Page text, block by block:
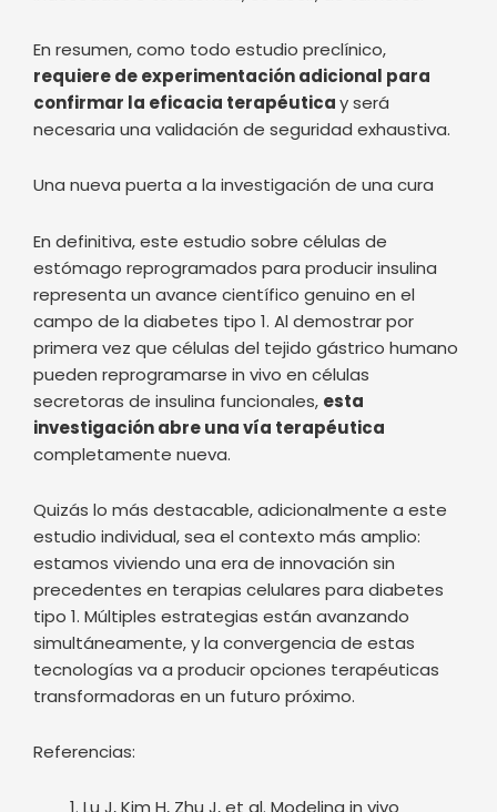
En resumen, como todo estudio preclínico,
requiere de experimentación adicional para
confirmar la eficacia terapéuticay será
necesaria una validación de seguridad exhaustiva.
Una nueva puerta a la investigación de una cura
En definitiva, este estudio sobre células de
estómago reprogramados para producir insulina
representa un avance científico genuino en el
campo de la diabetes tipo 1. Al demostrar por
primera vez que células del tejido gástrico humano
pueden reprogramarse in vivo en células
secretoras de insulina funcionales, esta
investigación abre una vía terapéutica
completamente nueva.
Quizás lo más destacable, adicionalmente a este
estudio individual, sea el contexto más amplio:
estamos viviendo una era de innovación sin
precedentes en terapias celulares para diabetes
tipo 1. Múltiples estrategias están avanzando
simultáneamente, y la convergencia de estas
tecnologías va a producir opciones terapéuticas
transformadoras en un futuro próximo.
Referencias: